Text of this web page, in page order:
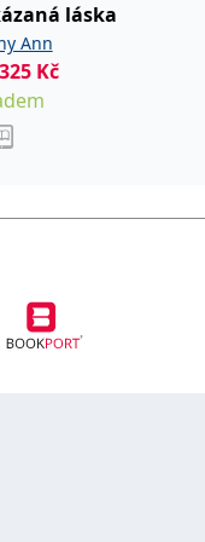
láska
Ann
325 Kč